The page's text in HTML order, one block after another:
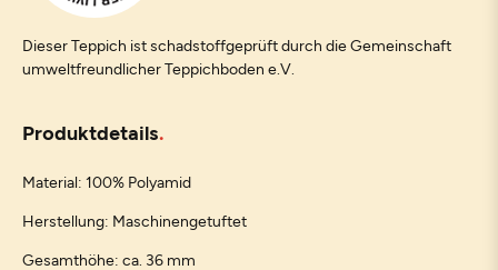
Dieser Teppich ist schadstoffgeprüft durch die Gemeinschaft
umweltfreundlicher Teppichboden e.V.
Produktdetails
Material: 100% Polyamid
Herstellung: Maschinengetuftet
Gesamthöhe: ca. 36 mm